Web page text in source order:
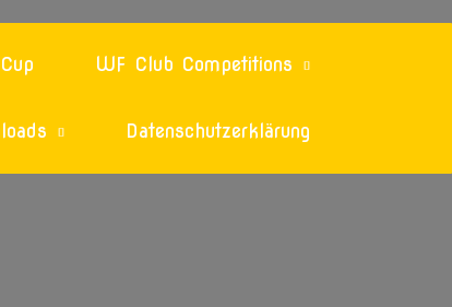
WF Club Competitions
Datenschutzerklärung